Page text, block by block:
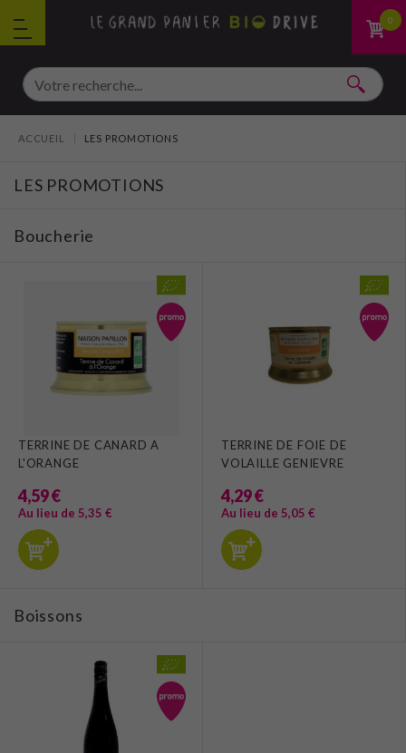
0
ACCUEIL LES PROMOTIONS
LES PROMOTIONS
Boucherie
TERRINE DE CANARD A
L'ORANGE
4,59 €
Au lieu de 5,35 €
TERRINE DE FOIE DE
VOLAILLE GENIEVRE
4,29 €
Au lieu de 5,05 €
Boissons